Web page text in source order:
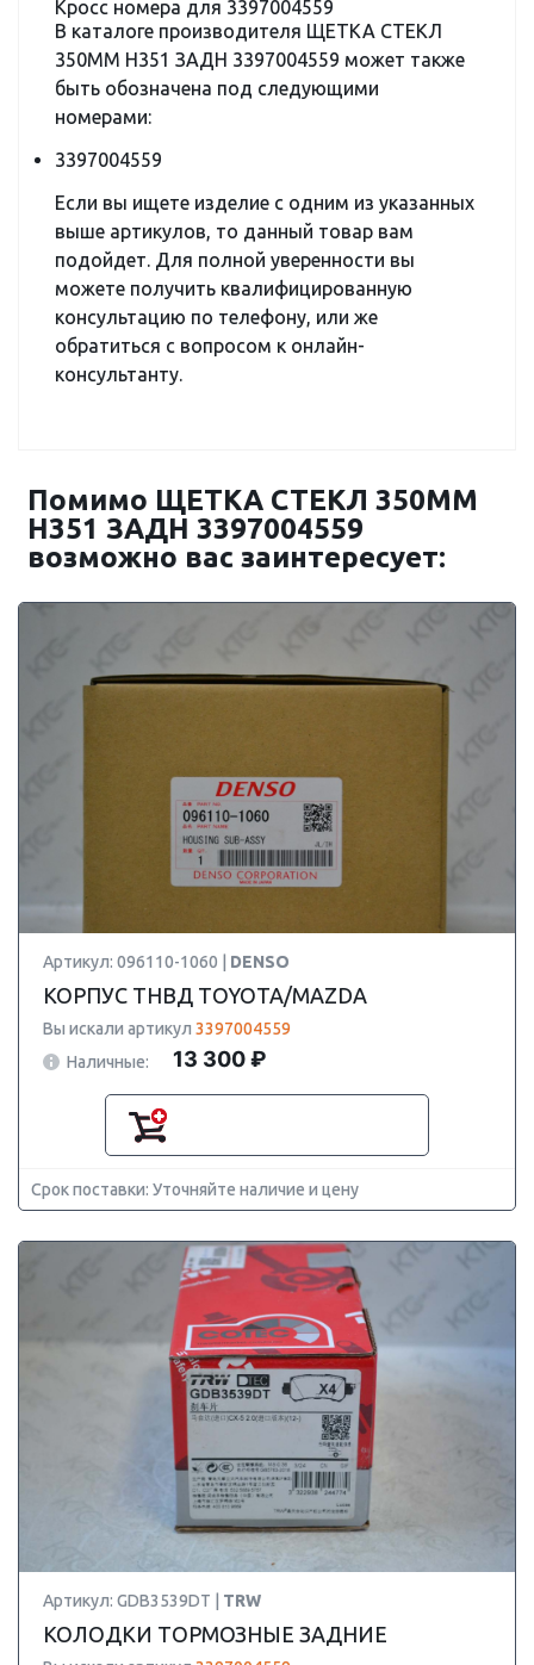
Кросс номера для 3397004559
В каталоге производителя ЩЕТКА СТЕКЛ
350ММ H351 ЗАДН 3397004559 может также
быть обозначена под следующими
номерами:
3397004559
Если вы ищете изделие с одним из указанных
выше артикулов, то данный товар вам
подойдет. Для полной уверенности вы
можете получить квалифицированную
консультацию по телефону, или же
обратиться с вопросом к онлайн-
консультанту.
Помимо ЩЕТКА СТЕКЛ 350ММ
H351 ЗАДН 3397004559
возможно вас заинтересует:
Артикул: 096110-1060 | DENSO
КОРПУС ТНВД TOYOTA/MAZDA
Вы искали артикул 3397004559
Наличные:
13 300 ₽
Срок поставки: Уточняйте наличие и цену
Артикул: GDB3539DT | TRW
КОЛОДКИ ТОРМОЗНЫЕ ЗАДНИЕ